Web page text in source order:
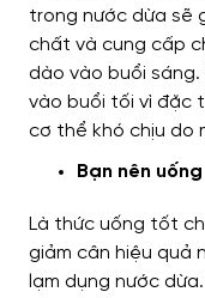
trong nước dừa sẽ
chất và cung cấp
dào vào buổi
vào buổi tối vì đặc
cơ thể khó chịu do
Bạn nên
Là thức uống tốt
giảm cân hiệu quả
lạm dụng nước